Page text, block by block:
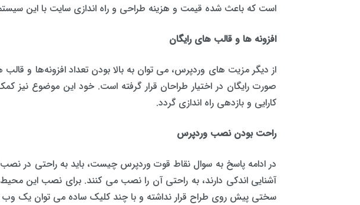
است که باعث شده قیمت و هزینه طراحی و راه اندازی سایت با این
افزونه ها و قالب های رایگان
از دیگر مزیت های وردپرس، می توان به بالا بودن تعداد افزونه‌ها و
صورت رایگان در اختیار طراحان قرار گرفته است. خود این موضوع نیز
کارایی و بازدهی راه اندازی گردد.
راحت بودن نصب وردپرس
در ادامه پاسخ به سوال نقاط قوت وردپرس چیست، باید به راحتی در
آشنایی اندکی دارند، به راحتی آن را نصب می کنند. برای نصب این
سختی پیش روی طراح قرار نداشته و با چند کلیک ساده می توان یک